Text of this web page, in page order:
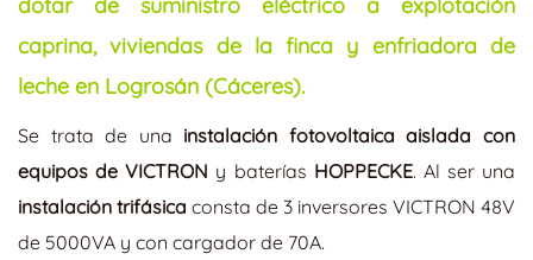
caprina, viviendas de la finca y enfriadora de
leche en Logrosán (Cáceres).
Se trata de una instalación fotovoltaica aislada con
equipos de VICTRON y baterías HOPPECKE. Al ser una
instalación trifásica consta de 3 inversores VICTRON 48V
de 5000VA y con cargador de 70A.